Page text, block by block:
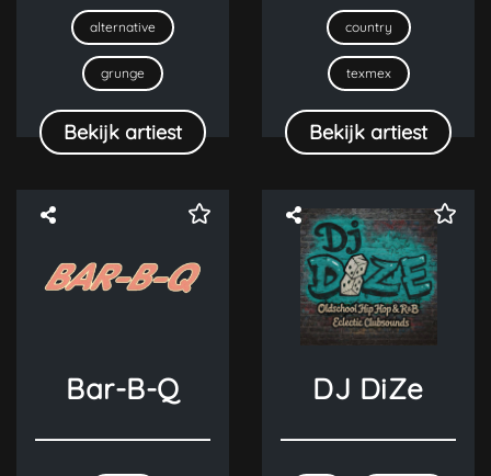
alternative
grunge
Bekijk artiest
country
texmex
Bekijk artiest
Bar-B-Q DJ DiZe